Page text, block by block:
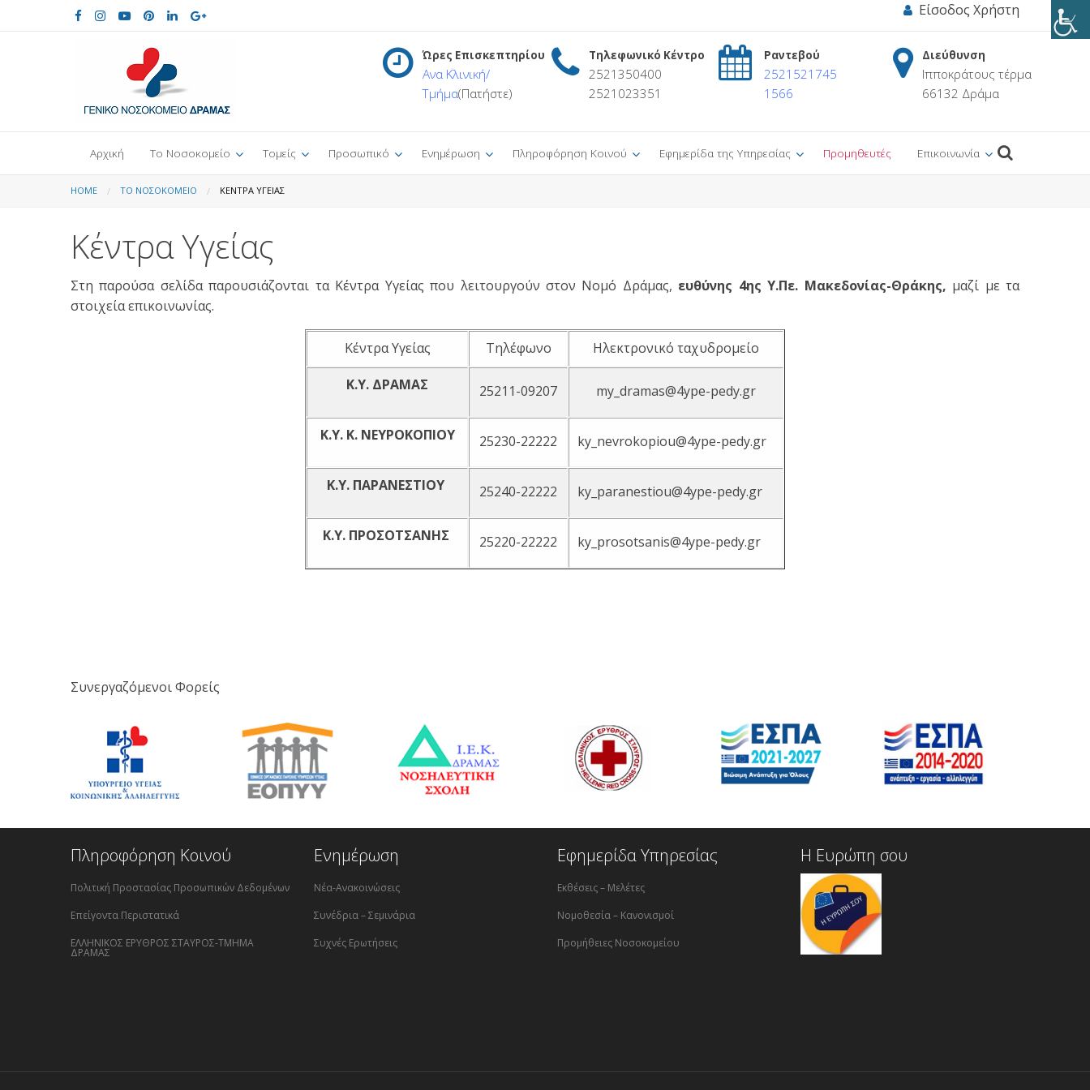
Είσοδος Χρήστη
Ώρες Επισκεπτηρίου
Ανα Κλινική/
Τμήμα(Πατήστε)
Τηλεφωνικό Κέντρο
2521350400
2521023351
Ραντεβού
2521521745
1566
Διεύθυνση
Ιπποκράτους τέρμα
66132 Δράμα
Αρχική Το Νοσοκομείο Τομείς Προσωπικό Ενημέρωση Πληροφόρηση Κοινού Εφημερίδα της Υπηρεσίας Προμηθευτές Επικοινωνία
HOME ΤΟ ΝΟΣΟΚΟΜΕΊΟ ΚΈΝΤΡΑ ΥΓΕΊΑΣ
Κέντρα Υγείας
Στη παρούσα σελίδα παρουσιάζονται τα Κέντρα Υγείας που λειτουργούν στον Νομό Δράμας, ευθύνης 4ης Υ.Πε. Μακεδονίας-Θράκης, μαζί με τα
στοιχεία επικοινωνίας.
Κέντρα Υγείας Τηλέφωνο Ηλεκτρονικό ταχυδρομείο
Κ.Υ. ΔΡΑΜΑΣ 25211-09207 my_dramas@4ype-pedy.gr
Κ.Υ. Κ. ΝΕΥΡΟΚΟΠΙΟΥ 25230-22222 ky_nevrokopiou@4ype-pedy.gr
Κ.Υ. ΠΑΡΑΝΕΣΤΙΟΥ 25240-22222 ky_paranestiou@4ype-pedy.gr
Κ.Υ. ΠΡΟΣΟΤΣΑΝΗΣ 25220-22222 ky_prosotsanis@4ype-pedy.gr
Συνεργαζόμενοι Φορείς
Πληροφόρηση Κοινού
Πολιτική Προστασίας Προσωπικών Δεδομένων
Επείγοντα Περιστατικά
ΕΛΛΗΝΙΚΟΣ ΕΡΥΘΡΟΣ ΣΤΑΥΡΟΣ-ΤΜΗΜΑ
ΔΡΑΜΑΣ
Ενημέρωση
Νέα-Ανακοινώσεις
Συνέδρια – Σεμινάρια
Συχνές Ερωτήσεις
Εφημερίδα Υπηρεσίας
Εκθέσεις – Μελέτες
Νομοθεσία – Κανονισμοί
Προμήθειες Νοσοκομείου
Η Ευρώπη σου